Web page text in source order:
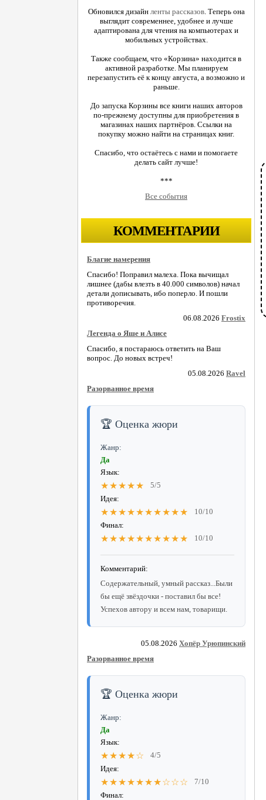
Обновился дизайн ленты рассказов. Теперь она
выглядит современнее, удобнее и лучше
адаптирована для чтения на компьютерах и
мобильных устройствах.
Также сообщаем, что «Корзина» находится в
активной разработке. Мы планируем
перезапустить её к концу августа, а возможно и
раньше.
До запуска Корзины все книги наших авторов
по-прежнему доступны для приобретения в
магазинах наших партнёров. Ссылки на
покупку можно найти на страницах книг.
Спасибо, что остаётесь с нами и помогаете
делать сайт лучше!
***
Все события
КОММЕНТАРИИ
Благие намерения
Спасибо! Поправил малеха. Пока вычищал
лишнее (дабы влезть в 40.000 символов) начал
детали дописывать, ибо поперло. И пошли
противоречия.
06.08.2026 Frostix
Легенда о Яше и Алисе
Спасибо, я постараюсь ответить на Ваш
вопрос. До новых встреч!
05.08.2026 Ravel
Разорванное время
🏆 Оценка жюри
Жанр:
Да
Язык:
★★★★★
5/5
Идея:
★★★★★★★★★★
10/10
Финал:
★★★★★★★★★★ 10/10
Комментарий:
Содержательный, умный рассказ...Были
бы ещё звёздочки - поставил бы все!
Успехов автору и всем нам, товарищи.
05.08.2026 Хопёр Урюпинский
Разорванное время
🏆 Оценка жюри
Жанр:
Да
Язык:
★★★★☆
4/5
Идея:
★★★★★★★☆☆☆
7/10
Финал: